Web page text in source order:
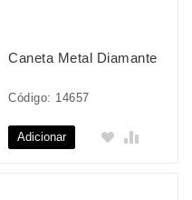
Caneta Metal Diamante
Código: 14657
Adicionar